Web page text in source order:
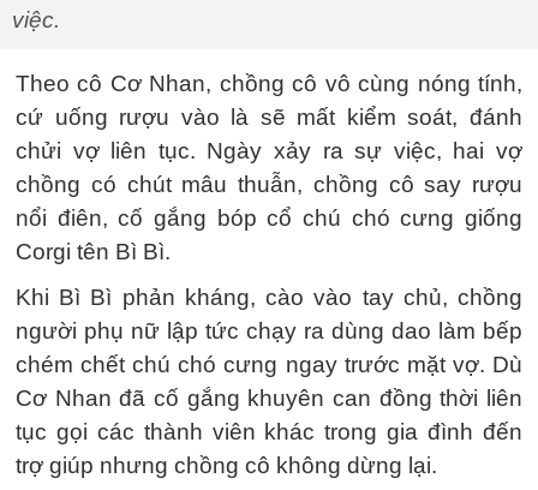
việc.
Theo cô Cơ Nhan, chồng cô vô cùng nóng tính,
cứ uống rượu vào là sẽ mất kiểm soát, đánh
chửi vợ liên tục. Ngày xảy ra sự việc, hai vợ
chồng có chút mâu thuẫn, chồng cô say rượu
nổi điên, cố gắng bóp cổ chú chó cưng giống
Corgi tên Bì Bì.
Khi Bì Bì phản kháng, cào vào tay chủ, chồng
người phụ nữ lập tức chạy ra dùng dao làm bếp
chém chết chú chó cưng ngay trước mặt vợ. Dù
Cơ Nhan đã cố gắng khuyên can đồng thời liên
tục gọi các thành viên khác trong gia đình đến
trợ giúp nhưng chồng cô không dừng lại.